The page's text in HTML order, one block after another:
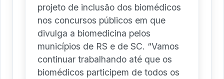
projeto de inclusão dos biomédicos
nos concursos públicos em que
divulga a biomedicina pelos
municípios de RS e de SC. “Vamos
continuar trabalhando até que os
biomédicos participem de todos os